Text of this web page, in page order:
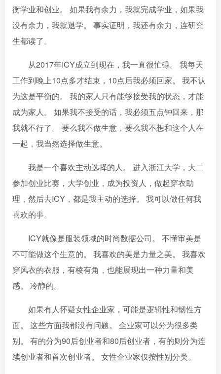
衡学业和创业。 如果我有余力，我就完成学业，如果我
没有余力，我就退学。 事实证明，我还有余力，连研究
生都读了。
从2017年ICY成立到现在，我一直很忙碌。 我每天
工作到晚上10点多才结束，10点后我必须回家。 我不认
为这是平衡的。 我的家人只有能够接受我的状态，才能
成为家人。 如果我不接受的话，我必须五点钟回来，那
我就不行了。 要么我不做生意，要么我不想和这个人在
一起，我当然选择做生意。
我是一个喜欢主动选择的人。 进入浙江大学，大二
参加创业比赛，大学创业，成为投资人，做起穿衣助
理，然后去ICY，都是我主动的选择。 我可以做任何我
喜欢的事。
ICY就像是服装领域的时尚数据公司。 不懂审美是
不可能做这个生意的。 我喜欢的美是力量之美。 我喜欢
穿风衣的衣服，有棱有角，也能展现出一种力量和美
感。 冷静的。
如果有人怀疑女性企业家，可能是逻辑性和韧性方
面。 这些方面我都没有问题。 企业家可以分为很多类
别。 有的分为90后创业者和80后创业者，有的则分为连
续创业者和首次创业者。 女性企业家仅按性别分类。